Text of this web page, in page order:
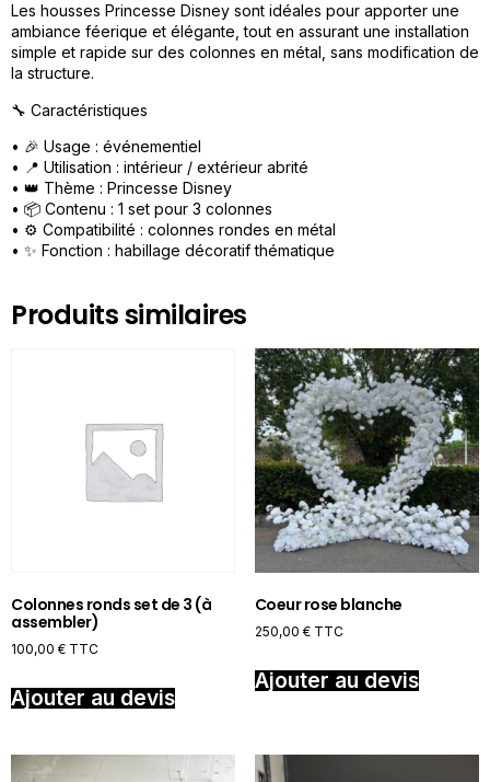
Les housses Princesse Disney sont idéales pour apporter une
ambiance féerique et élégante, tout en assurant une installation
simple et rapide sur des colonnes en métal, sans modification de
la structure.
🔧 Caractéristiques
• 🎉 Usage : événementiel
• 📍 Utilisation : intérieur / extérieur abrité
• 👑 Thème : Princesse Disney
• 📦 Contenu : 1 set pour 3 colonnes
• ⚙️ Compatibilité : colonnes rondes en métal
• ✨ Fonction : habillage décoratif thématique
Produits similaires
Colonnes ronds set de 3 (à
assembler)
100,00 € TTC
Ajouter au devis
Coeur rose blanche
250,00 € TTC
Ajouter au devis